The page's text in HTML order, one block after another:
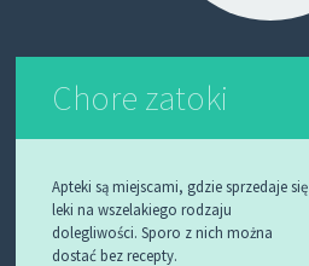
Chore zatoki
Apteki są miejscami, gdzie sprzedaje się
leki na wszelakiego rodzaju
dolegliwości. Sporo z nich można
dostać bez recepty.